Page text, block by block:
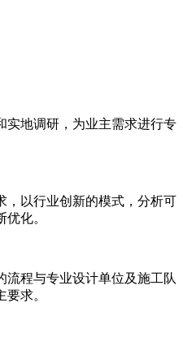
实地调研，为业主需求进行专
，以行业创新的模式，分析可
化。
流程与专业设计单位及施工队
求。